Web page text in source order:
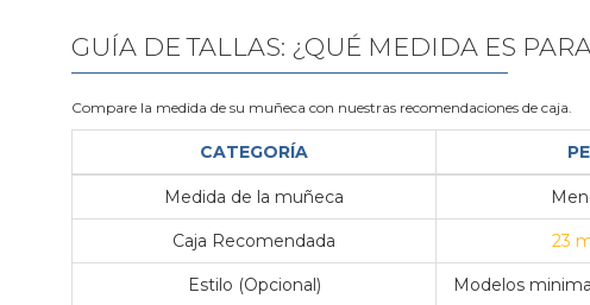
GUÍA DE TALLAS: ¿QUÉ MEDIDA ES
Compare la medida de su muñeca con nuestras recomendaciones de caja.
CATEGORÍA
Medida de la muñeca
Caja Recomendada 23
Estilo (Opcional)
Modelos